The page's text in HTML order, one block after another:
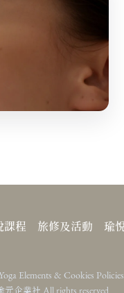
課程 旅修及活動 瑜
Elements & Cookies
元企業社 All rights reserved